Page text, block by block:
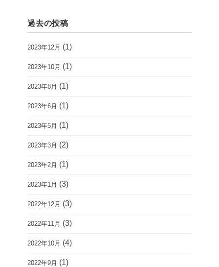
過去の投稿
2023年12月 (1)
2023年10月 (1)
2023年8月 (1)
2023年6月 (1)
2023年5月 (1)
2023年3月 (2)
2023年2月 (1)
2023年1月 (3)
2022年12月 (3)
2022年11月 (3)
2022年10月 (4)
2022年9月 (1)